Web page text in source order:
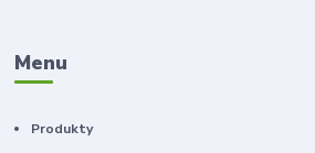
Menu
Produkty